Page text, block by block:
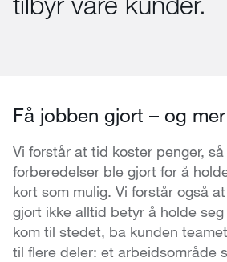
Få jobben gjort – og mer
Vi forstår at tid koster penger,
forberedelser ble gjort for å
kort som mulig. Vi forstår også
gjort ikke alltid betyr å holde
kom til stedet, ba kunden
til flere deler: et arbeidsområde